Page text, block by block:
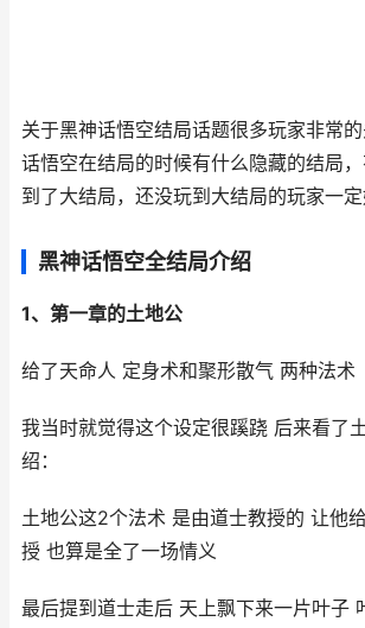
关于黑神话悟空结局话题很多玩家非常
话悟空在结局的时候有什么隐藏的结局
到了大结局，还没玩到大结局的玩家一定
黑神话悟空全结局介绍
1、第一章的土地公
给了天命人 定身术和聚形散气 两种法术
我当时就觉得这个设定很蹊跷 后来看了
绍：
土地公这2个法术 是由道士教授的 让他
授 也算是全了一场情义
最后提到道士走后 天上飘下来一片叶子